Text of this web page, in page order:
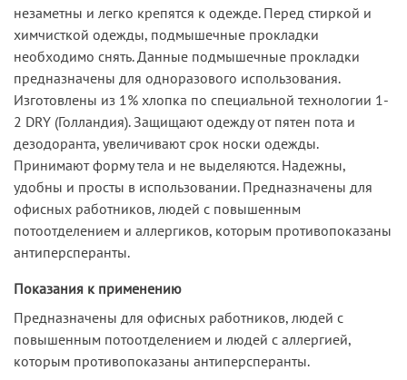
незаметны и легко крепятся к одежде. Перед стиркой и
химчисткой одежды, подмышечные прокладки
необходимо снять. Данные подмышечные прокладки
предназначены для одноразового использования.
Изготовлены из 1% хлопка по специальной технологии 1-
2 DRY (Голландия). Защищают одежду от пятен пота и
дезодоранта, увеличивают срок носки одежды.
Принимают форму тела и не выделяются. Надежны,
удобны и просты в использовании. Предназначены для
офисных работников, людей с повышенным
потоотделением и аллергиков, которым противопоказаны
антиперсперанты.
Показания к применению
Предназначены для офисных работников, людей с
повышенным потоотделением и людей с аллергией,
которым противопоказаны антиперсперанты.